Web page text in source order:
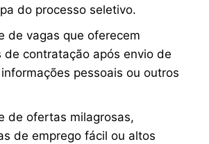
do processo seletivo.
de vagas que oferecem
de contratação após envio de
pessoais ou outros
de ofertas milagrosas,
de emprego fácil ou altos